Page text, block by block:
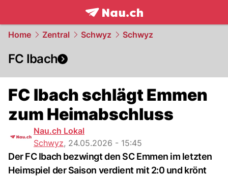
frontpage.NAU.ch
Home Zentral Schwyz Schwyz
FC Ibach
FC Ibach schlägt Emmen
zum Heimabschluss
Nau.ch Lokal
Schwyz, 24.05.2026 - 15:45
Der FC Ibach bezwingt den SC Emmen im letzten
Heimspiel der Saison verdient mit 2:0 und krönt